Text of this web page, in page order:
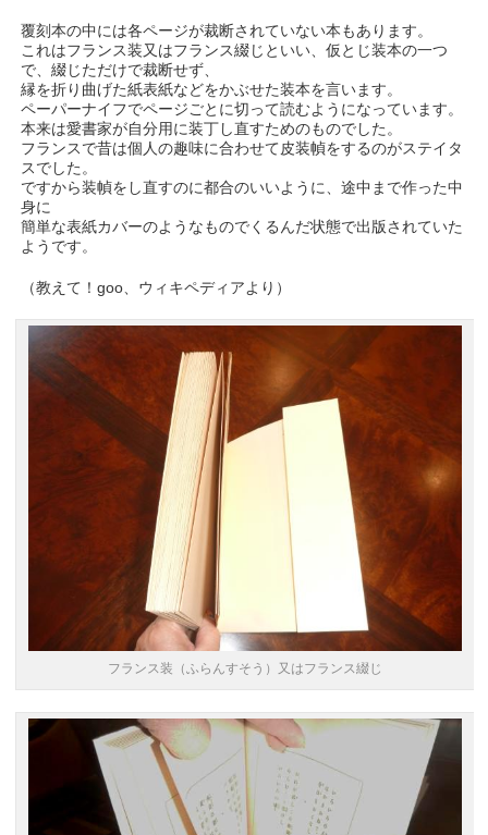
覆刻本の中には各ページが裁断されていない本もあります。
これはフランス装又はフランス綴じといい、仮とじ装本の一つ
で、綴じただけで裁断せず、
縁を折り曲げた紙表紙などをかぶせた装本を言います。
ペーパーナイフでページごとに切って読むようになっています。
本来は愛書家が自分用に装丁し直すためのものでした。
フランスで昔は個人の趣味に合わせて皮装幀をするのがステイタ
スでした。
ですから装幀をし直すのに都合のいいように、途中まで作った中
身に
簡単な表紙カバーのようなものでくるんだ状態で出版されていた
ようです。
（教えて！goo、ウィキペディアより）
フランス装（ふらんすそう）又はフランス綴じ